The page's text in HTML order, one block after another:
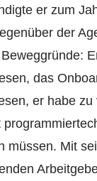
er zum
der
das
er habe zu
müssen. Mit